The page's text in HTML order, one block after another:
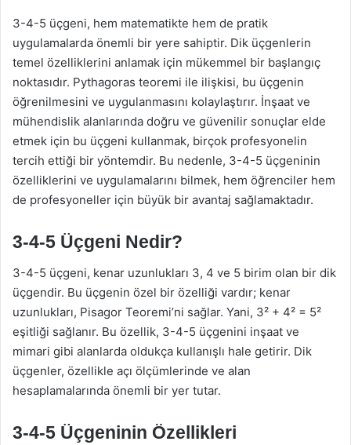
3-4-5 üçgeni, hem matematikte hem de pratik
uygulamalarda önemli bir yere sahiptir. Dik üçgenlerin
temel özelliklerini anlamak için mükemmel bir başlangıç
noktasıdır. Pythagoras teoremi ile ilişkisi, bu üçgenin
öğrenilmesini ve uygulanmasını kolaylaştırır. İnşaat ve
mühendislik alanlarında doğru ve güvenilir sonuçlar elde
etmek için bu üçgeni kullanmak, birçok profesyonelin
tercih ettiği bir yöntemdir. Bu nedenle, 3-4-5 üçgeninin
özelliklerini ve uygulamalarını bilmek, hem öğrenciler hem
de profesyoneller için büyük bir avantaj sağlamaktadır.
3-4-5 Üçgeni Nedir?
3-4-5 üçgeni, kenar uzunlukları 3, 4 ve 5 birim olan bir dik
üçgendir. Bu üçgenin özel bir özelliği vardır; kenar
uzunlukları, Pisagor Teoremi’ni sağlar. Yani, 3² + 4² = 5²
eşitliği sağlanır. Bu özellik, 3-4-5 üçgenini inşaat ve
mimari gibi alanlarda oldukça kullanışlı hale getirir. Dik
üçgenler, özellikle açı ölçümlerinde ve alan
hesaplamalarında önemli bir yer tutar.
3-4-5 Üçgeninin Özellikleri